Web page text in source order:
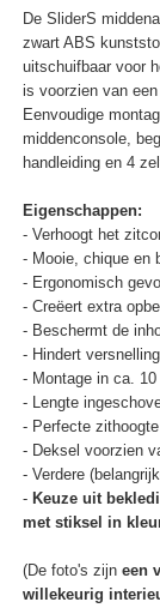
De SliderS
zwart ABS
uitschuifbaar voor
is voorzien van
Eenvoudige
middenconsole,
handleiding en 4
Eigenschappen:
- Verhoogt het
- Mooie, chique en
- Ergonomisch
- Creëert extra
- Beschermt de
- Hindert
- Montage in ca.
- Lengte
- Perfecte
- Deksel voorzien
- Verdere
- Keuze uit
met stiksel in
(De foto's zijn een
willekeurig